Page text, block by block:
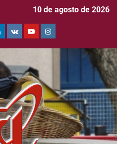
10 de agosto de 2026